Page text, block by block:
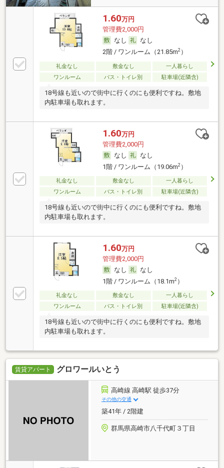
1.60万円
管理費2,000円
なし
なし
2階 / ワンルーム（21.85m2）
礼金なし 敷金なし
一人暮らし
ワンルーム
バス・トイレ別 駐車場(近隣含)
18号線も近いので街中に行くのにも便利ですね。敷地
内駐車場も取れます。
1.60万円
管理費2,000円
なし
なし
1階 / ワンルーム（19.06m2）
礼金なし 敷金なし
一人暮らし
ワンルーム
バス・トイレ別 駐車場(近隣含)
18号線も近いので街中に行くのにも便利ですね。敷地
内駐車場も取れます。
1.60万円
管理費2,000円
なし
なし
1階 / ワンルーム（18.1m2）
礼金なし 敷金なし
一人暮らし
ワンルーム
バス・トイレ別 駐車場(近隣含)
18号線も近いので街中に行くのにも便利ですね。敷地
内駐車場も取れます。
賃貸アパート グロワールいとう
高崎線 高崎駅 徒歩37分
その他の交通
築41年 / 2階建
群馬県高崎市八千代町３丁目